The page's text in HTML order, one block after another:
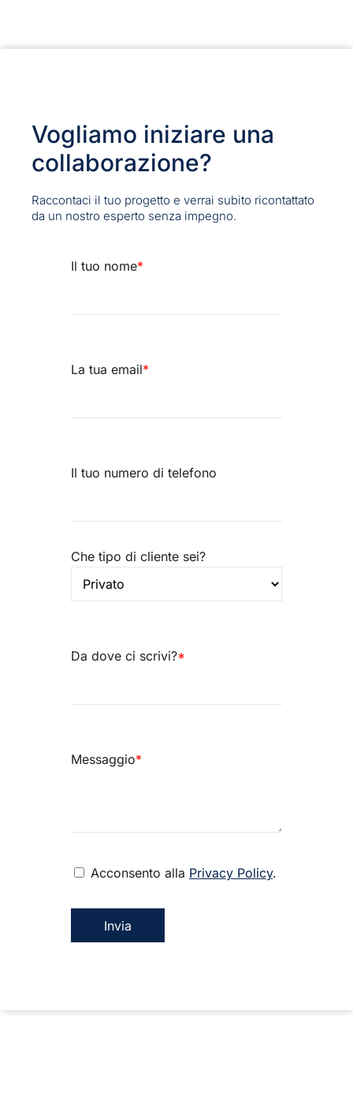
Vogliamo iniziare una
collaborazione?
Raccontaci il tuo progetto e verrai subito ricontattato
da un nostro esperto senza impegno.
Il tuo nome*
La tua email*
Il tuo numero di telefono
Che tipo di cliente sei?
Da dove ci scrivi?*
Messaggio*
Acconsento alla Privacy Policy.